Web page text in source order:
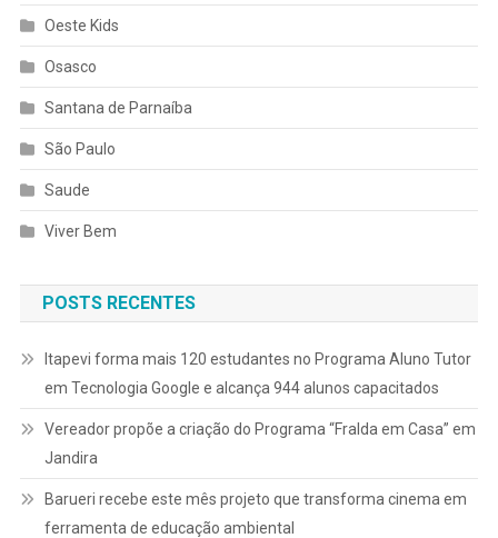
Oeste Kids
Osasco
Santana de Parnaíba
São Paulo
Saude
Viver Bem
POSTS RECENTES
Itapevi forma mais 120 estudantes no Programa Aluno Tutor
em Tecnologia Google e alcança 944 alunos capacitados
Vereador propõe a criação do Programa “Fralda em Casa” em
Jandira
Barueri recebe este mês projeto que transforma cinema em
ferramenta de educação ambiental